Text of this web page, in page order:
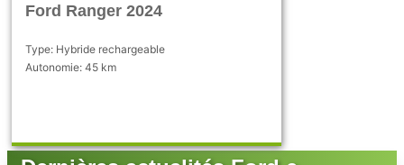
Ford Ranger 2024
Type: Hybride rechargeable
Autonomie: 45 km